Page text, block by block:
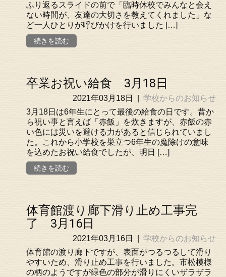
ふり返るスライドの前で「臨時休校でみんなと会え
ない時間が、友達の大切さを教えてくれました」な
ど一人ひとりが呼びかけを行いました […]
続きを読む
卒業お祝い給食 3月18日
2021年03月18日
学校からのお知らせ
3月18日は6年生にとって最後の給食の日です。昔か
ら祝い事と言えば「赤飯」を炊きますが、赤飯の赤
い色には災いを避ける力があると信じられていまし
た。これから小学校を巣立つ6年生の魔除けの意味
を込めたお祝い給食でしたが、明日 […]
続きを読む
体育館渡り廊下滑り止め工事完
了 3月16日
2021年03月16日
学校からのお知らせ
体育館の渡り廊下ですが、表面がつるつるして滑り
やすいため、滑り止め工事を行いました。市松模様
の柄のようですが緑色の部分が滑りにくいザラザラ